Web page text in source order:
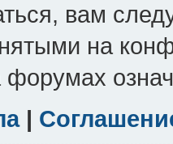
вам
на
форумах
|